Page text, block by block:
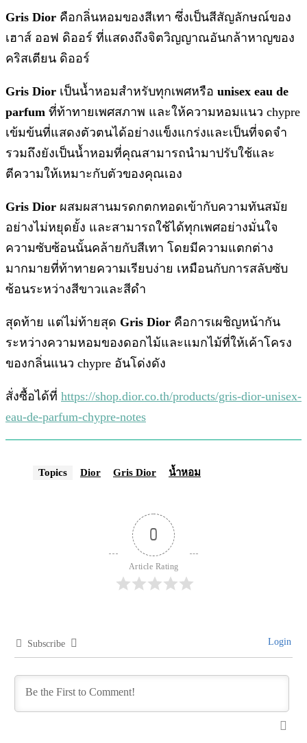
Gris Dior คือกลิ่นหอมของสีเทา ซึ่งเป็นสีสัญลักษณ์ของ
เฮาส์ ออฟ ดิออร์ ที่แสดงถึงจิตวิญญาณอันกล้าหาญของ
คริสเตียน ดิออร์
Gris Dior เป็นน้ำหอมสำหรับทุกเพศหรือ unisex eau de
parfum ที่ท้าทายเพศสภาพ และให้ความหอมแนว chypre
เข้มข้นที่แสดงตัวตนได้อย่างแข็งแกร่งและเป็นที่จดจำ
รวมถึงยังเป็นน้ำหอมที่คุณสามารถนำมาปรับใช้และ
ตีความให้เหมาะกับตัวของคุณเอง
Gris Dior ผสมผสานมรดกตกทอดเข้ากับความทันสมัย
อย่างไม่หยุดยั้ง และสามารถใช้ได้ทุกเพศอย่างมั่นใจ
ความซับซ้อนนั้นคล้ายกับสีเทา โดยมีความแตกต่าง
มากมายที่ท้าทายความเรียบง่าย เหมือนกับการสลับซับ
ซ้อนระหว่างสีขาวและสีดำ
สุดท้าย แต่ไม่ท้ายสุด Gris Dior คือการเผชิญหน้ากัน
ระหว่างความหอมของดอกไม้และแมกไม้ที่ให้เค้าโครง
ของกลิ่นแนว chypre อันโด่งดัง
สั่งซื้อได้ที่ https://shop.dior.co.th/products/gris-dior-unisex-
eau-de-parfum-chypre-notes
Topics Dior Gris Dior น้ำหอม
0
Article Rating
Subscribe Login